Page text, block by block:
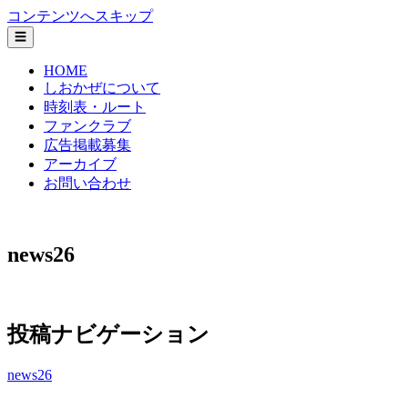
コンテンツへスキップ
☰
HOME
しおかぜについて
時刻表・ルート
ファンクラブ
広告掲載募集
アーカイブ
お問い合わせ
神戸市垂水区 塩屋コミュニティバス しおかぜ
news26
投稿ナビゲーション
news26